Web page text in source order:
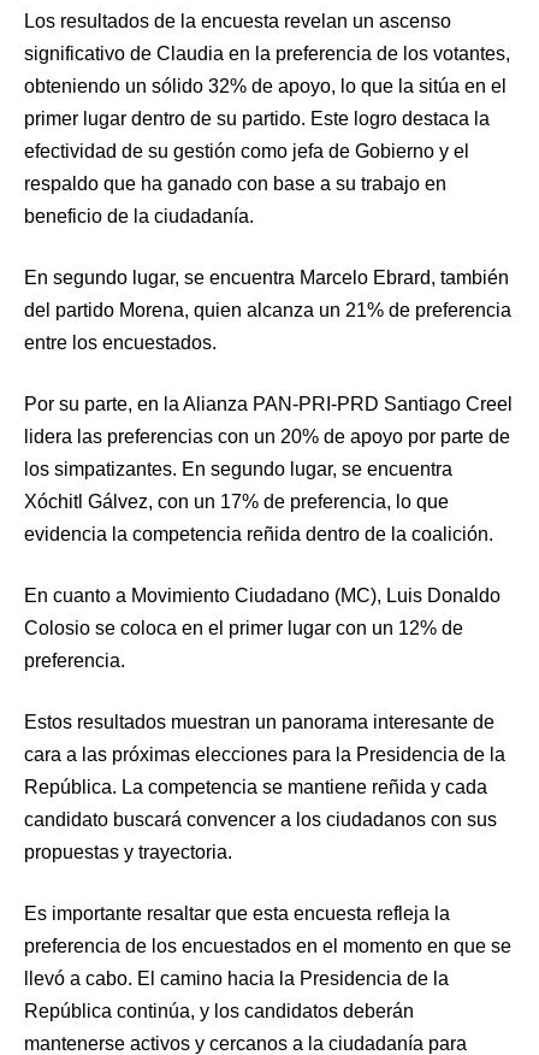
Los resultados de la encuesta revelan un ascenso
significativo de Claudia en la preferencia de los votantes,
obteniendo un sólido 32% de apoyo, lo que la sitúa en el
primer lugar dentro de su partido. Este logro destaca la
efectividad de su gestión como jefa de Gobierno y el
respaldo que ha ganado con base a su trabajo en
beneficio de la ciudadanía.
En segundo lugar, se encuentra Marcelo Ebrard, también
del partido Morena, quien alcanza un 21% de preferencia
entre los encuestados.
Por su parte, en la Alianza PAN-PRI-PRD Santiago Creel
lidera las preferencias con un 20% de apoyo por parte de
los simpatizantes. En segundo lugar, se encuentra
Xóchitl Gálvez, con un 17% de preferencia, lo que
evidencia la competencia reñida dentro de la coalición.
En cuanto a Movimiento Ciudadano (MC), Luis Donaldo
Colosio se coloca en el primer lugar con un 12% de
preferencia.
Estos resultados muestran un panorama interesante de
cara a las próximas elecciones para la Presidencia de la
República. La competencia se mantiene reñida y cada
candidato buscará convencer a los ciudadanos con sus
propuestas y trayectoria.
Es importante resaltar que esta encuesta refleja la
preferencia de los encuestados en el momento en que se
llevó a cabo. El camino hacia la Presidencia de la
República continúa, y los candidatos deberán
mantenerse activos y cercanos a la ciudadanía para